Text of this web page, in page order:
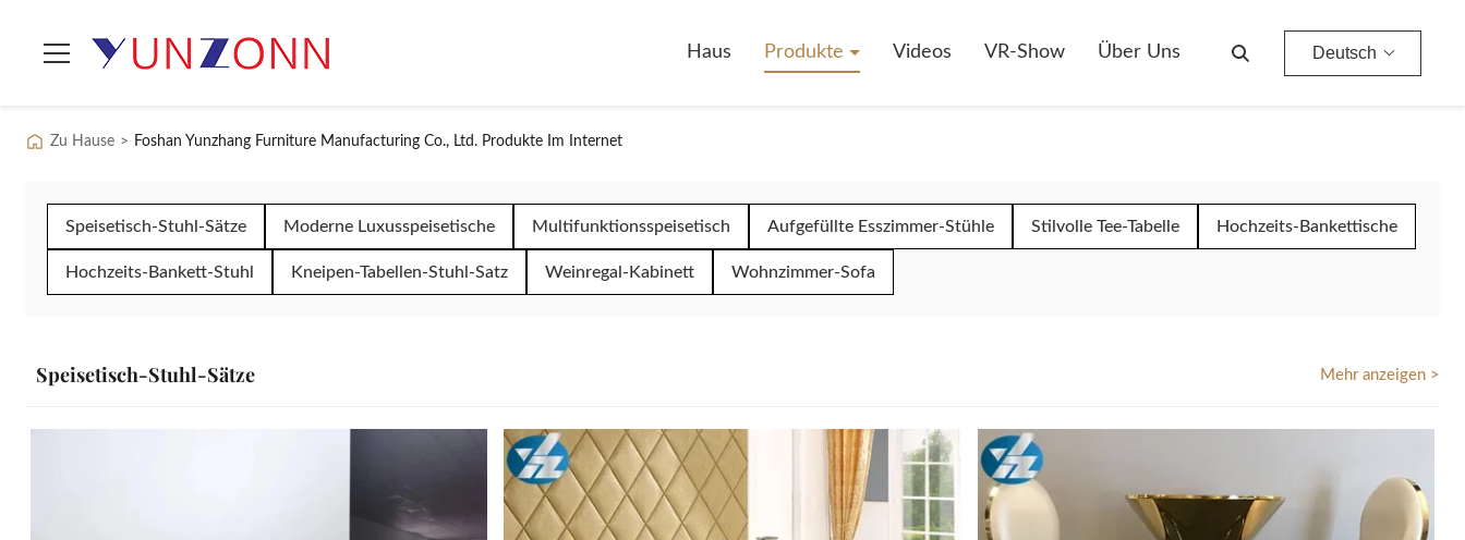
Haus Produkte Videos VR-Show Über Uns Deutsch
Zu Hause > Foshan Yunzhang Furniture Manufacturing Co., Ltd. Produkte Im Internet
Speisetisch-Stuhl-Sätze Moderne Luxusspeisetische Multifunktionsspeisetisch Aufgefüllte Esszimmer-Stühle Stilvolle Tee-Tabelle Hochzeits-Bankettische
Hochzeits-Bankett-Stuhl Kneipen-Tabellen-Stuhl-Satz Weinregal-Kabinett Wohnzimmer-Sofa
Speisetisch-Stuhl-Sätze Mehr anzeigen >